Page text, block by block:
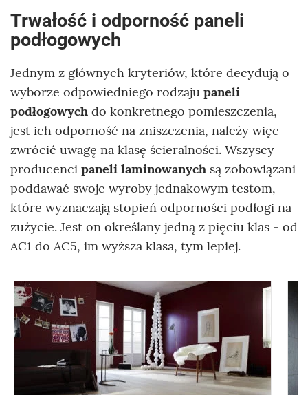
Trwałość i odporność paneli
podłogowych
Jednym z głównych kryteriów, które decydują o
wyborze odpowiedniego rodzaju paneli
podłogowych do konkretnego pomieszczenia,
jest ich odporność na zniszczenia, należy więc
zwrócić uwagę na klasę ścieralności. Wszyscy
producenci paneli laminowanych są zobowiązani
poddawać swoje wyroby jednakowym testom,
które wyznaczają stopień odporności podłogi na
zużycie. Jest on określany jedną z pięciu klas - od
AC1 do AC5, im wyższa klasa, tym lepiej.